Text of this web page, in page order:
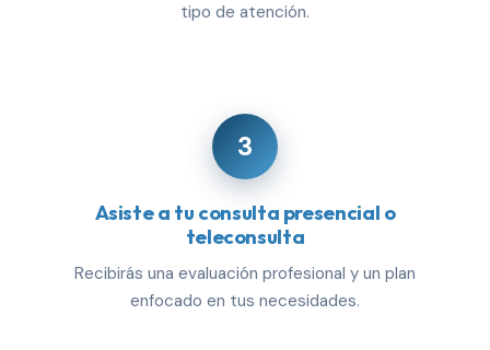
tipo de atención.
3
Asiste a tu consulta presencial o
teleconsulta
Recibirás una evaluación profesional y un plan
enfocado en tus necesidades.